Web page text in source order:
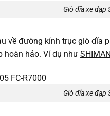
Giò dĩa xe đạp
về đường kính trục giò dĩa
hoàn hảo. Ví dụ như
Giò dĩa xe đạp